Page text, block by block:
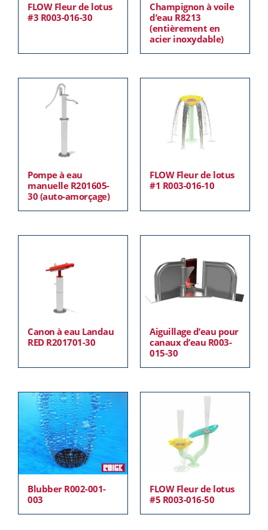
FLOW Fleur de lotus
#3 R003-016-30
Champignon à voile
d’eau R8213
(entièrement en
acier inoxydable)
Pompe à eau
manuelle R201605-
30 (auto-amorçage)
FLOW Fleur de lotus
#1 R003-016-10
Canon à eau Landau
RED R201701-30
Aiguillage d’eau pour
canaux d’eau R003-
015-30
Blubber R002-001-
003
FLOW Fleur de lotus
#5 R003-016-50